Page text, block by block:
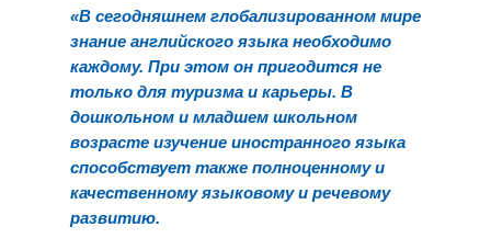
«В сегодняшнем глобализированном мире
знание английского языка необходимо
каждому. При этом он пригодится не
только для туризма и карьеры. В
дошкольном и младшем школьном
возрасте изучение иностранного языка
способствует также полноценному и
качественному языковому и речевому
развитию.